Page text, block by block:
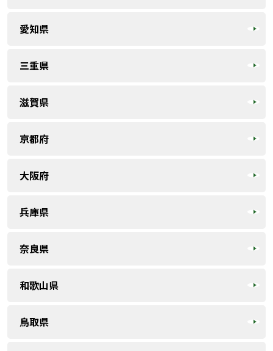
愛知県
三重県
滋賀県
京都府
大阪府
兵庫県
奈良県
和歌山県
鳥取県